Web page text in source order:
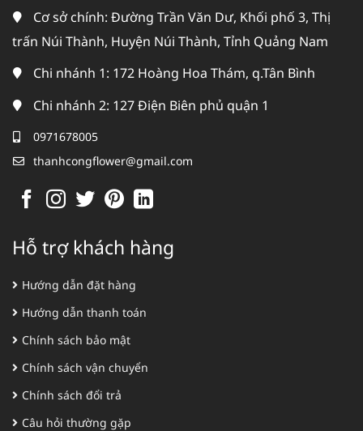
Cơ sở chính: Đường Trần Văn Dư, Khối phố 3, Thị
trấn Núi Thành, Huyện Núi Thành, Tỉnh Quảng Nam
Chi nhánh 1: 172 Hoàng Hoa Thám, q.Tân Bình
Chi nhánh 2: 127 Điện Biên phủ quận 1
0971678005
thanhcongflower@gmail.com
Hỗ trợ khách hàng
Hướng dẫn đặt hàng
Hướng dẫn thanh toán
Chính sách bảo mật
Chính sách vận chuyển
Chính sách đổi trả
Câu hỏi thường gặp